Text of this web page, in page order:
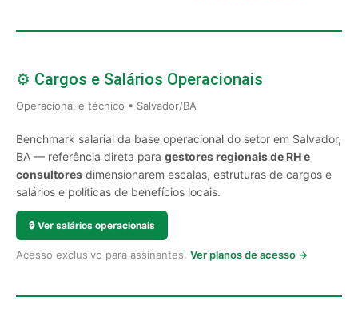
⚙️ Cargos e Salários Operacionais
Operacional e técnico • Salvador/BA
Benchmark salarial da base operacional do setor em Salvador,
BA — referência direta para gestores regionais de RH e
consultores dimensionarem escalas, estruturas de cargos e
salários e políticas de benefícios locais.
🔒 Ver salários operacionais
Acesso exclusivo para assinantes. Ver planos de acesso →